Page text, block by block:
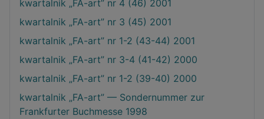
kwartalnik „FA-art” nr 4 (46) 2001
kwartalnik „FA-art” nr 3 (45) 2001
kwartalnik „FA-art” nr 1-2 (43-44) 2001
kwartalnik „FA-art” nr 3-4 (41-42) 2000
kwartalnik „FA-art” nr 1-2 (39-40) 2000
kwartalnik „FA-art” — Sondernummer zur
Frankfurter Buchmesse 1998